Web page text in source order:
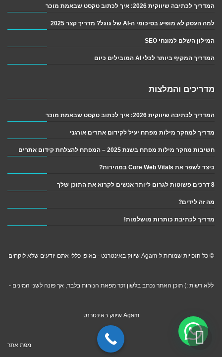
המדריך לכתיבה שיווקית 2026: איך לכתוב טקסט שבאמת מוכר
למה העסק לא מופיע בסיכומי ה-AI של גוגל? מדריך קצר 2025
המילון השלם למונחי SEO
המדריך המקיף ביותר לכלי AI המובילים כיום
מדריכים והמלצות
המדריך לכתיבה שיווקית 2026: איך לכתוב טקסט שבאמת מוכר
מדריך למחקר מילות מפתח יעיל לקידום אתרים אורגני
חשיבות מחקר מילות מפתח בשנת 2025 – המפתח להצלחת קידום אתרים
כיצד לשפר את Core Web Vitals במהירות?
8 דרכים פשוטות לגרום ליותר אנשים לקרוא את התוכן שלך
מה זה לידים?
מדריך לכתיבת כותרות מושלמות!
© כל הזכויות שמורות ל-Agam שיווק באינטרנט - באופן כללי אתם יודעים שלא לוקחים
ללא רשות :) תוכן האתר נכתב בלשון זכר מפאת הנוחות בלבד, אך פונה לשני המינים -
Agam שיווק באינטרנט
מפת אתר גלילה לראש העמוד